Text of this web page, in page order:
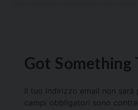
Got Something
Il tuo indirizzo email non sarà
campi obbligatori sono